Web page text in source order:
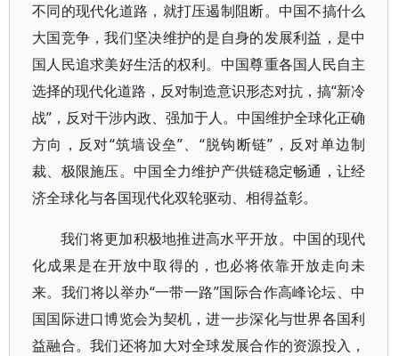
不同的现代化道路，就打压遏制阻断。中国不搞什么
大国竞争，我们坚决维护的是自身的发展利益，是中
国人民追求美好生活的权利。中国尊重各国人民自主
选择的现代化道路，反对制造意识形态对抗，搞“新冷
战”，反对干涉内政、强加于人。中国维护全球化正确
方向，反对“筑墙设垒”、“脱钩断链”，反对单边制
裁、极限施压。中国全力维护产供链稳定畅通，让经
济全球化与各国现代化双轮驱动、相得益彰。
我们将更加积极地推进高水平开放。中国的现代
化成果是在开放中取得的，也必将依靠开放走向未
来。我们将以举办“一带一路”国际合作高峰论坛、中
国国际进口博览会为契机，进一步深化与世界各国利
益融合。我们还将加大对全球发展合作的资源投入，